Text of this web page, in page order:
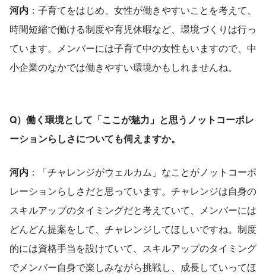
河内 ：子育てをはじめ、女性が働きやすいことを考えて、
時間短縮で働ける制度や育児休暇など、環境づくりは行っ
ています。メンバーには子育て中の女性もいますので、中
小企業のなかでは働きやすい環境かもしれませんね。
Q）働く環境として「ここが魅力」と思うノットコーポレ
ーションらしさについても伺えますか。
河内 ：「チャレンジがウェルカム」なことがノットコーポ
レーションらしさだと思っています。チャレンジは自身の
スキルアップのタイミングだと考えていて、メンバーには
どんどん提案をして、チャレンジしてほしいですね。制度
的には資格手当を設けていて、スキルアップのタイミング
でメンバー自身で楽しみながら挑戦し、成長していってほ